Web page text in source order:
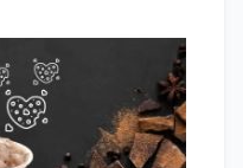
วหลงรักแน่นอนค่ะ